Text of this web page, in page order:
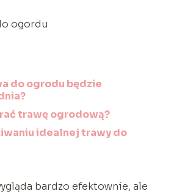
ogordu
do ogrodu będzie
trawę ogrodową?
idealnej trawy do
bardzo efektownie, ale